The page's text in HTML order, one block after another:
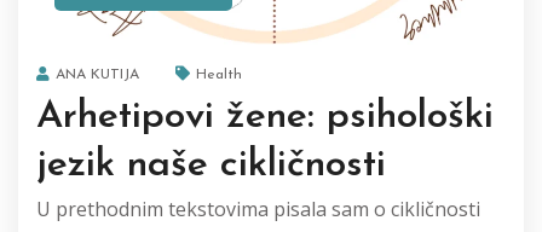
ANA KUTIJA Health
Arhetipovi žene: psihološki
jezik naše cikličnosti
U prethodnim tekstovima pisala sam o cikličnosti